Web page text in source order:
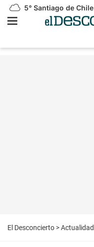
5° Santiago de Chile
El Desconcierto >Actualidad